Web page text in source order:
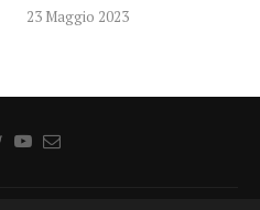
23 Maggio 2023